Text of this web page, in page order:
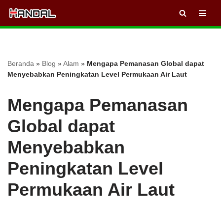
Lompat
Beranda » Blog »Alam » Mengapa Pemanasan Global dapat
Menyebabkan Peningkatan Level Permukaan Air Laut
Mengapa Pemanasan
Global dapat
Menyebabkan
Peningkatan Level
Permukaan Air Laut